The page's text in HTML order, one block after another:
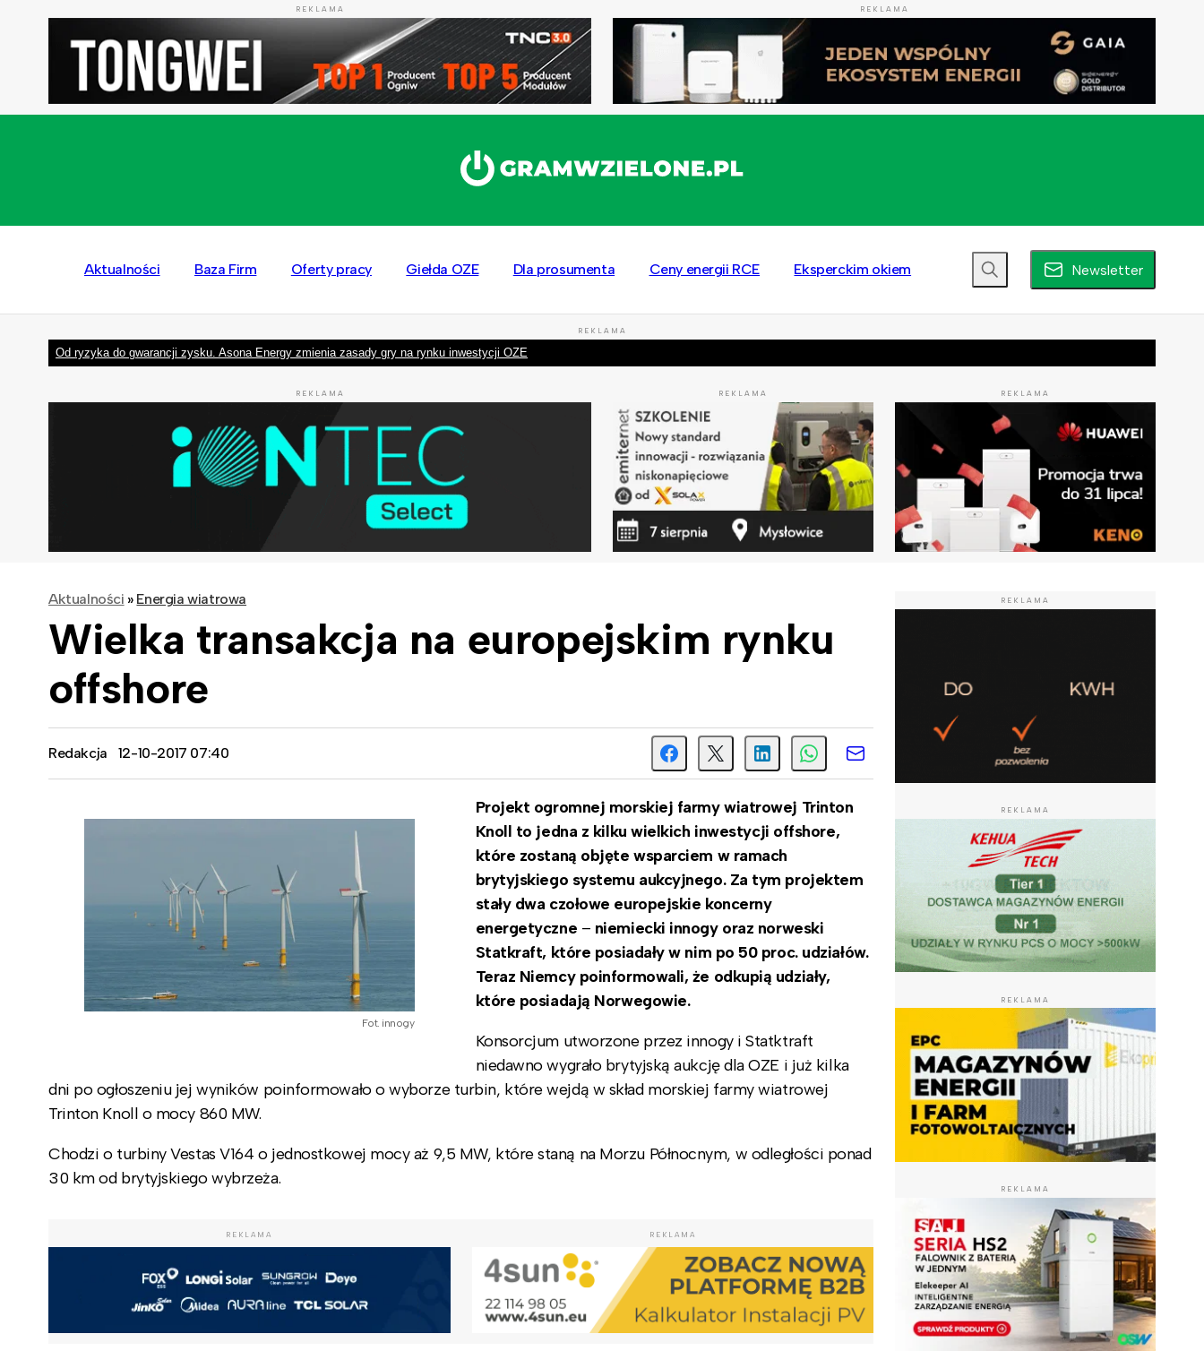
REKLAMA REKLAMA
Aktualności Baza Firm Oferty pracy Giełda OZE Dla prosumenta Ceny energii RCE Eksperckim okiem Newsletter
REKLAMA
Od ryzyka do gwarancji zysku. Asona Energy zmienia zasady gry na rynku inwestycji OZE
REKLAMA REKLAMA REKLAMA
Aktualności » Energia wiatrowa
Wielka transakcja na europejskim rynku
offshore
Redakcja 12-10-2017 07:40
Fot. innogy
Projekt ogromnej morskiej farmy wiatrowej Trinton
Knoll to jedna z kilku wielkich inwestycji offshore,
które zostaną objęte wsparciem w ramach
brytyjskiego systemu aukcyjnego. Za tym projektem
stały dwa czołowe europejskie koncerny
energetyczne – niemiecki innogy oraz norweski
Statkraft, które posiadały w nim po 50 proc. udziałów.
Teraz Niemcy poinformowali, że odkupią udziały,
które posiadają Norwegowie.
Konsorcjum utworzone przez innogy i Statktraft
niedawno wygrało brytyjską aukcję dla OZE i już kilka
dni po ogłoszeniu jej wyników poinformowało o wyborze turbin, które wejdą w skład morskiej farmy wiatrowej
Trinton Knoll o mocy 860 MW.
Chodzi o turbiny Vestas V164 o jednostkowej mocy aż 9,5 MW, które staną na Morzu Północnym, w odległości ponad
30 km od brytyjskiego wybrzeża.
REKLAMA REKLAMA
REKLAMA
REKLAMA
REKLAMA
REKLAMA